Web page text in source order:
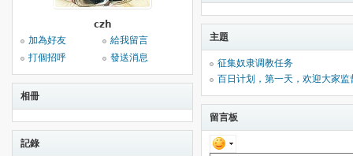
czh
加為好友
給我留言
打個招呼
發送消息
相冊
記錄
主題
征集奴隶调教任务
百日计划，第一天，欢迎大家监
留言板